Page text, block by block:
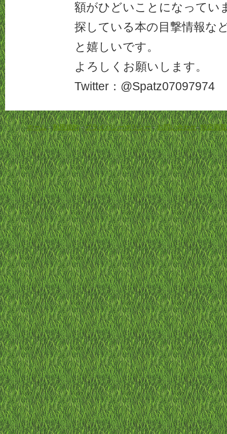
額がひどいことになってい
探している本の目撃情報な
と嬉しいです。
よろしくお願いします。
Twitter：@Spatz07097974
ホーム-利用規約-プライバシーポリシー-お問い合わせ-特定商